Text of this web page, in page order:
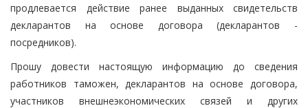
продлевается действие ранее выданных свидетельств
декларантов на основе договора (декларантов -
посредников).
Прошу довести настоящую информацию до сведения
работников таможен, декларантов на основе договора,
участников внешнеэкономических связей и других